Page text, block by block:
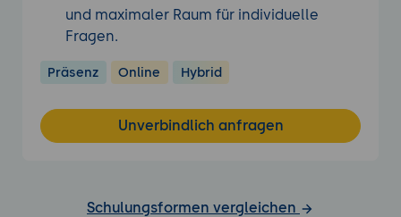
und maximaler Raum für individuelle
Fragen.
Präsenz Online Hybrid
Unverbindlich anfragen
Schulungsformen vergleichen